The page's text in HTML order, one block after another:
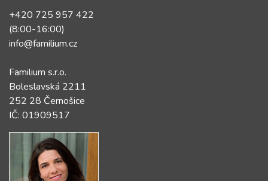
+420 725 957 422
(8:00-16:00)
info@familium.cz
Familium s.r.o.
Boleslavská 2211
252 28 Černošice
IČ: 01909517